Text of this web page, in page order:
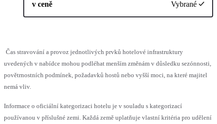
v ceně Vybrané
Čas stravování a provoz jednotlivých prvků hotelové infrastruktury
uvedených v nabídce mohou podléhat menším změnám v důsledku sezónnosti,
povětrnostních podmínek, požadavků hostů nebo vyšší moci, na které majitel
nemá vliv.
Informace o oficiální kategorizaci hotelu je v souladu s kategorizací
používanou v příslušné zemi. Každá země uplatňuje vlastní kritéria pro udělení